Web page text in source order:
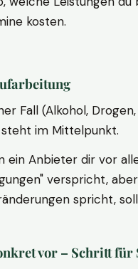
kosten.
Fall (Alkohol,
im Mittelpunkt.
ein Anbieter dir vor
verspricht,
spricht,
vor – Schritt